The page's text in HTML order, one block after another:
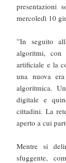
presentazioni
mercoledì 10
”In seguito
algoritmi, con
artificiale e la
una nuova
algoritmica.
digitale e
cittadini. La
aperto a cui
Mentre si
sfuggente,